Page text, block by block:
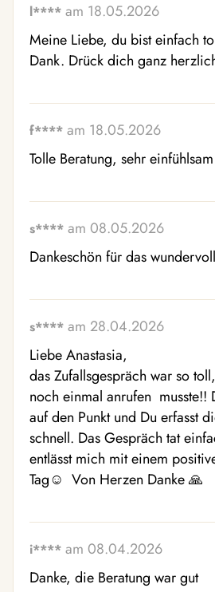
l**** am 18.05.2026
Meine Liebe, du bist einfach
Dank. Drück dich ganz
f**** am 18.05.2026
Tolle Beratung, sehr
s**** am 08.05.2026
Dankeschön für das
s**** am 28.04.2026
Liebe Anastasia,
das Zufallsgespräch war so
noch einmal anrufen  musste!!
auf den Punkt und Du erfasst
schnell. Das Gespräch tat
entlässt mich mit einem
Tag☺ ️ Von Herzen Danke 🙏
i**** am 08.04.2026
Danke, die Beratung war gut